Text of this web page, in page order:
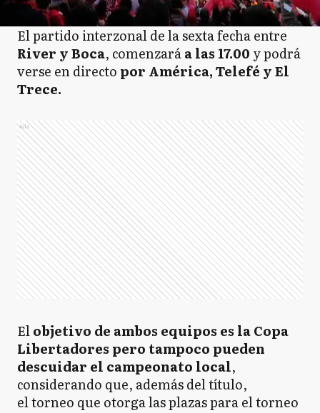
El partido interzonal de la sexta fecha entre
River y Boca, comenzaráa las 17.00 y podrá
verse en directo por América, Telefé y El
Trece.
Ads
Elobjetivo de ambos equipos es la Copa
Libertadores pero tampoco pueden
descuidar el campeonato local,
considerando que, además del título,
el torneo que otorga las plazas para el torneo